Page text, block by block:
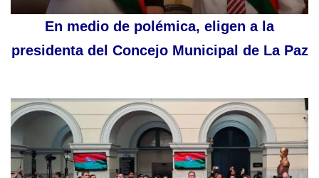
En medio de polémica, eligen a la
presidenta del Concejo Municipal de La Paz